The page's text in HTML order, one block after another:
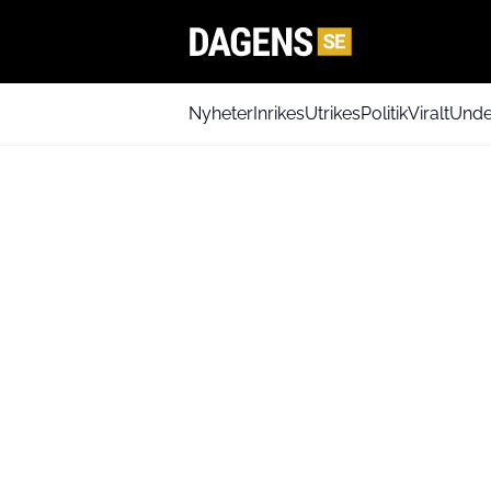
NyheterInrikesUtrikesPolitikViralt